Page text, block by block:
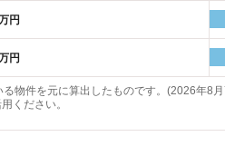
円
円
物件を元に算出したものです。(2026年8
ください。